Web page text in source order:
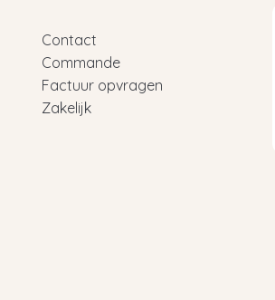
Contact
Commande
Factuur opvragen
Zakelijk